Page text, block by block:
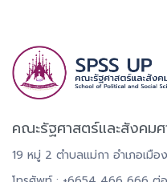
คณะรัฐศาสตร์และสังคม
19 หมู่ 2 ตำบลแม่กา อำเภอเมื